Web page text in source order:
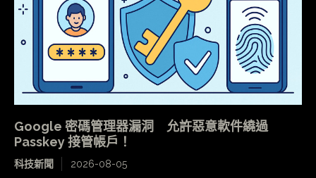
Google 密碼管理器漏洞 允許惡意軟件繞過
Passkey 接管帳戶！
科技新聞 2026-08-05